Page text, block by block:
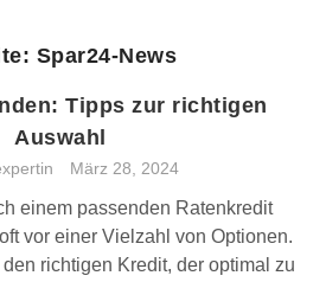
Spar24-News
Tipps zur richtigen
Auswahl
März 28, 2024
einem passenden Ratenkredit
vor einer Vielzahl von Optionen.
richtigen Kredit, der optimal zu